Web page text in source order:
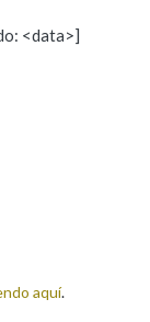
BUSCA
<data>]
aquí.